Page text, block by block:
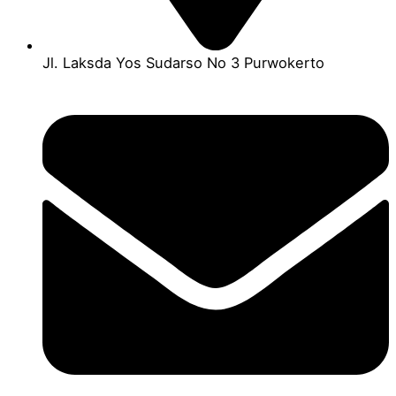
Jl. Laksda Yos Sudarso No 3 Purwokerto